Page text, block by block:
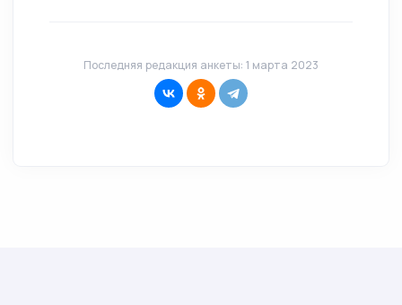
Последняя редакция анкеты: 1 марта 2023